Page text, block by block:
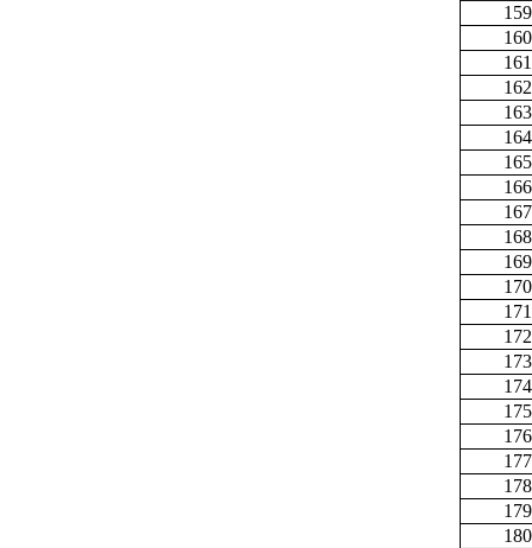
159
160
161
162
163
164
165
166
167
168
169
170
171
172
173
174
175
176
177
178
179
180